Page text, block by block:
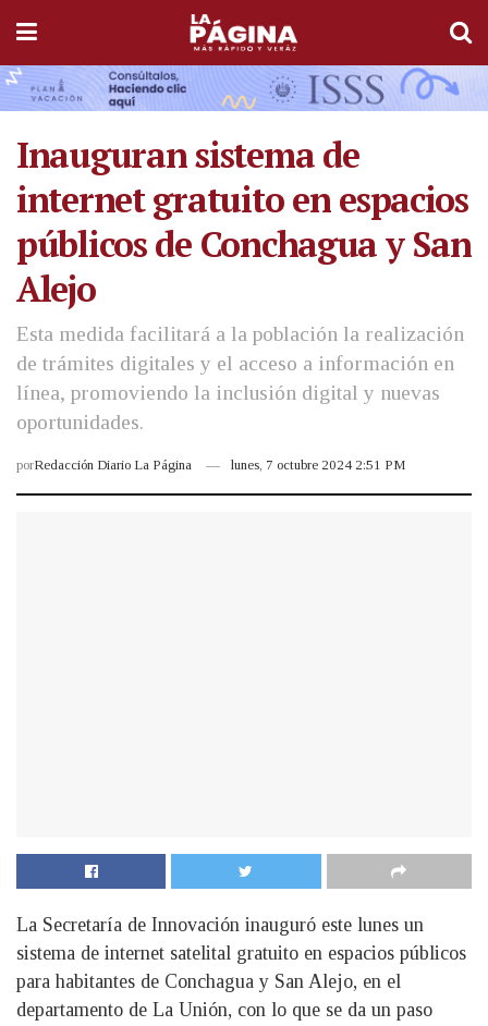
Inauguran sistema de
internet gratuito en espacios
públicos de Conchagua y San
Alejo
Esta medida facilitará a la población la realización
de trámites digitales y el acceso a información en
línea, promoviendo la inclusión digital y nuevas
oportunidades.
porRedacción Diario La Página lunes, 7 octubre 2024 2:51 PM
La Secretaría de Innovación inauguró este lunes un
sistema de internet satelital gratuito en espacios públicos
para habitantes de Conchagua y San Alejo, en el
departamento de La Unión, con lo que se da un paso